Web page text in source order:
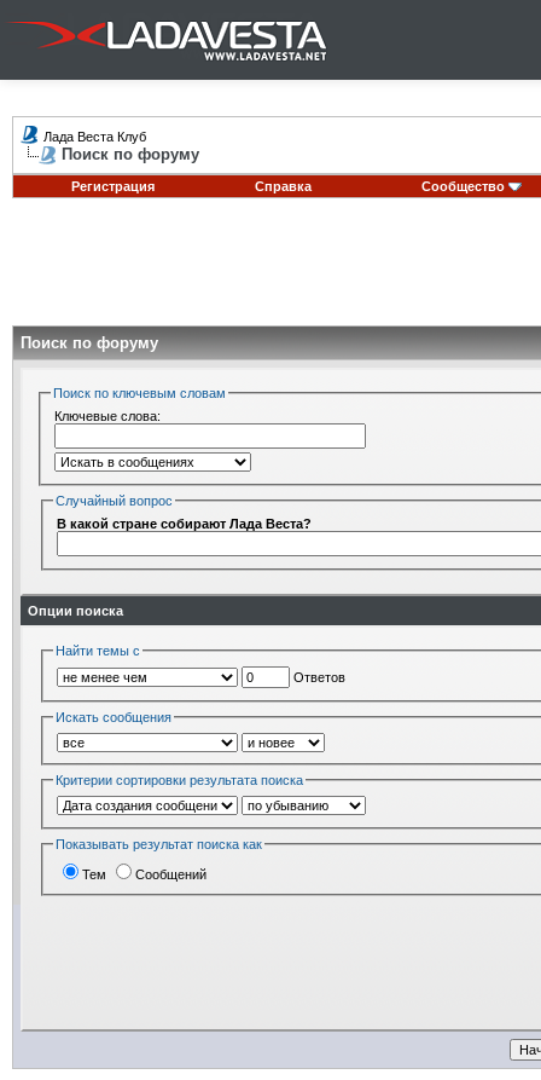
Лада Веста Клуб
Поиск по форуму
Регистрация Справка Сообщество
Поиск по форуму
Поиск по ключевым словам
Ключевые слова:
Случайный вопрос
В какой стране собирают Лада Веста?
Опции поиска
Найти темы с
Ответов
Искать сообщения
Критерии сортировки результата поиска
Показывать результат поиска как
Тем Сообщений